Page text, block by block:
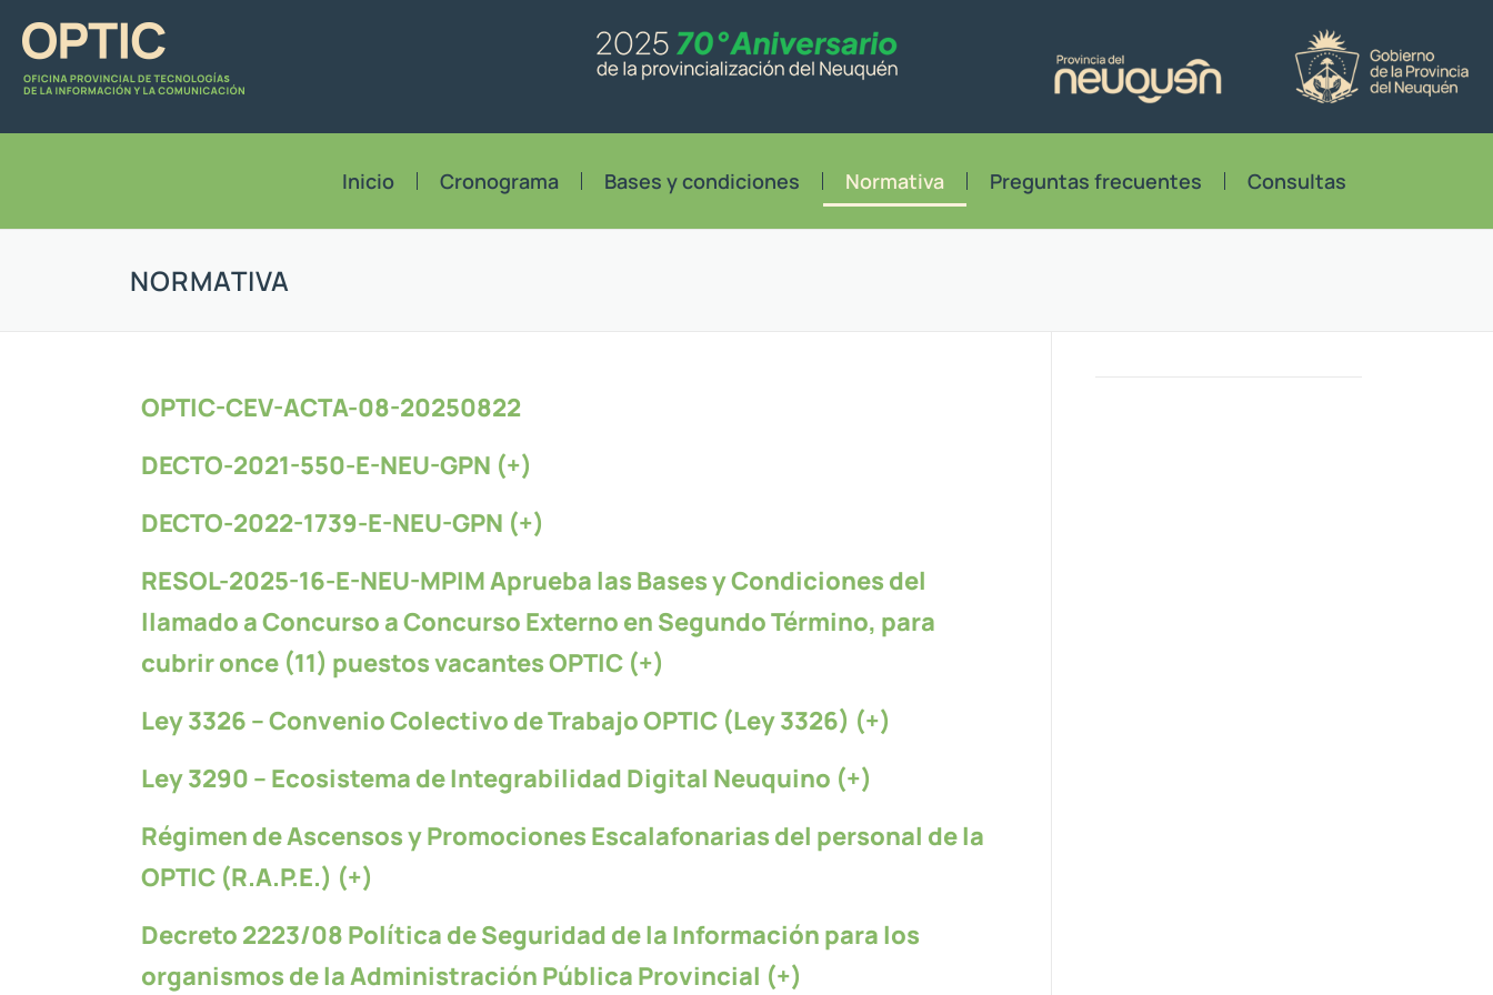
Inicio Cronograma Bases y condiciones Normativa Preguntas frecuentes Consultas
NORMATIVA
OPTIC-CEV-ACTA-08-20250822
DECTO-2021-550-E-NEU-GPN (+)
DECTO-2022-1739-E-NEU-GPN (+)
RESOL-2025-16-E-NEU-MPIM Aprueba las Bases y Condiciones del
llamado a Concurso a Concurso Externo en Segundo Término, para
cubrir once (11) puestos vacantes OPTIC (+)
Ley 3326 – Convenio Colectivo de Trabajo OPTIC (Ley 3326) (+)
Ley 3290 – Ecosistema de Integrabilidad Digital Neuquino (+)
Régimen de Ascensos y Promociones Escalafonarias del personal de la
OPTIC (R.A.P.E.) (+)
Decreto 2223/08 Política de Seguridad de la Información para los
organismos de la Administración Pública Provincial (+)